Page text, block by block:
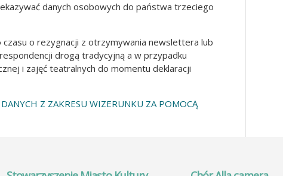
danych osobowych do państwa trzeciego
o rezygnacji z otrzymywania newslettera lub
drogą tradycyjną a w przypadku
i zajęć teatralnych do momentu deklaracji
Z ZAKRESU WIZERUNKU ZA POMOCĄ